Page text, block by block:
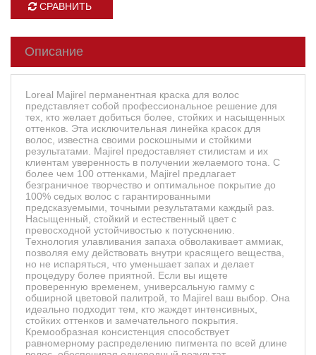
СРАВНИТЬ
Описание
Loreal Majirel перманентная краска для волос
представляет собой профессиональное решение для
тех, кто желает добиться более, стойких и насыщенных
оттенков. Эта исключительная линейка красок для
волос, известна своими роскошными и стойкими
результатами. Majirel предоставляет стилистам и их
клиентам уверенность в получении желаемого тона. С
более чем 100 оттенками, Majirel предлагает
безграничное творчество и оптимальное покрытие до
100% седых волос с гарантированными
предсказуемыми, точными результатами каждый раз.
Насыщенный, стойкий и естественный цвет с
превосходной устойчивостью к потускнению.
Технология улавливания запаха обволакивает аммиак,
позволяя ему действовать внутри красящего вещества,
но не испаряться, что уменьшает запах и делает
процедуру более приятной. Если вы ищете
проверенную временем, универсальную гамму с
обширной цветовой палитрой, то Majirel ваш выбор. Она
идеально подходит тем, кто жаждет интенсивных,
стойких оттенков и замечательного покрытия.
Кремообразная консистенция способствует
равномерному распределению пигмента по всей длине